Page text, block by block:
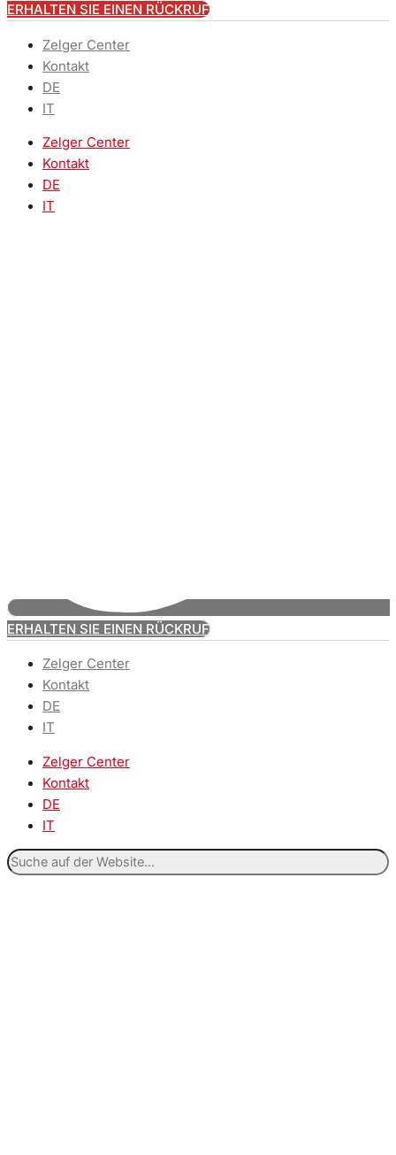
ERHALTEN SIE EINEN RÜCKRUF
Zelger Center
Kontakt
DE
IT
Zelger Center
Kontakt
DE
IT
ERHALTEN SIE EINEN RÜCKRUF
Zelger Center
Kontakt
DE
IT
Zelger Center
Kontakt
DE
IT
Suche
auf